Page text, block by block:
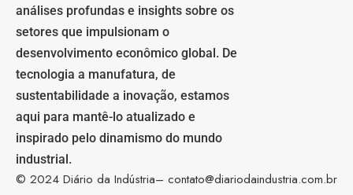
análises profundas e insights sobre os
setores que impulsionam o
desenvolvimento econômico global. De
tecnologia a manufatura, de
sustentabilidade a inovação, estamos
aqui para mantê-lo atualizado e
inspirado pelo dinamismo do mundo
industrial.
© 2024 Diário da Indústria– contato@diariodaindustria.com.br